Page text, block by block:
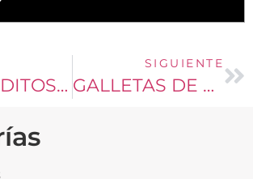
CUADRADITOS DE NUEZ
SIGUIENTE
GALLETAS DE ALMENDRAS